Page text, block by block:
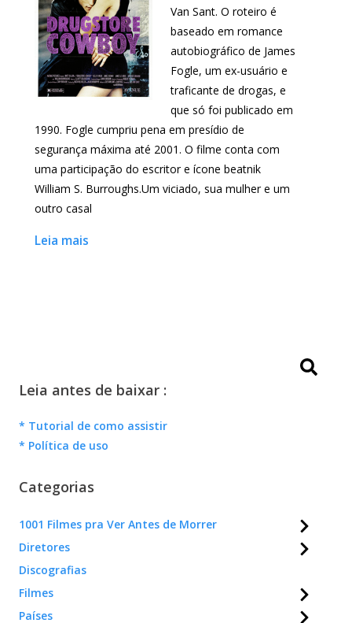
Van Sant. O roteiro é
baseado em romance
autobiográfico de James
Fogle, um ex-usuário e
traficante de drogas, e
que só foi publicado em
1990. Fogle cumpriu pena em presídio de
segurança máxima até 2001. O filme conta com
uma participação do escritor e ícone beatnik
William S. Burroughs.Um viciado, sua mulher e um
outro casal
Leia mais
Leia antes de baixar :
* Tutorial de como assistir
* Política de uso
Categorias
1001 Filmes pra Ver Antes de Morrer
Diretores
Discografias
Filmes
Países